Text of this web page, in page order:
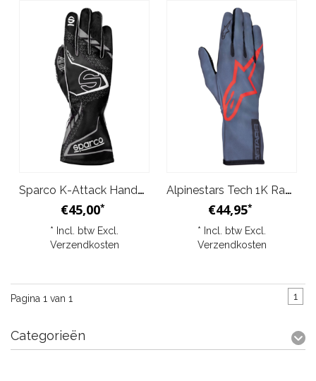
Sparco K-Attack Handschoenen Zwart Grijs Volwassen & Junior
€45,00*
* Incl. btw Excl.
Verzendkosten
Alpinestars Tech 1K Race v2 Pure Handschoenen Grijs
€44,95*
* Incl. btw Excl.
Verzendkosten
Pagina 1 van 1 1
Categorieën